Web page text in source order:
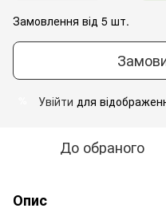
Замовлення від 5 шт.
Увійти для
До обраного
Опис